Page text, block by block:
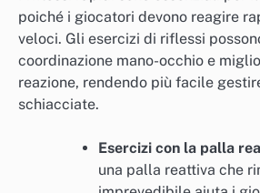
poiché i giocatori devono reagire
veloci. Gli esercizi di riflessi
coordinazione mano-occhio e
reazione, rendendo più facile
schiacciate.
Esercizi con la palla
una palla reattiva che